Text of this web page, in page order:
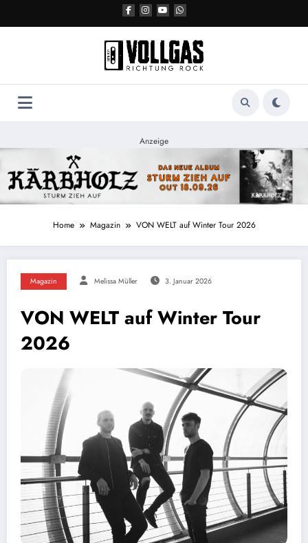
Anzeige
Home Magazin VON WELT auf Winter Tour 2026
Magazin Melissa Müller 3. Januar 2026
VON WELT auf Winter Tour
2026